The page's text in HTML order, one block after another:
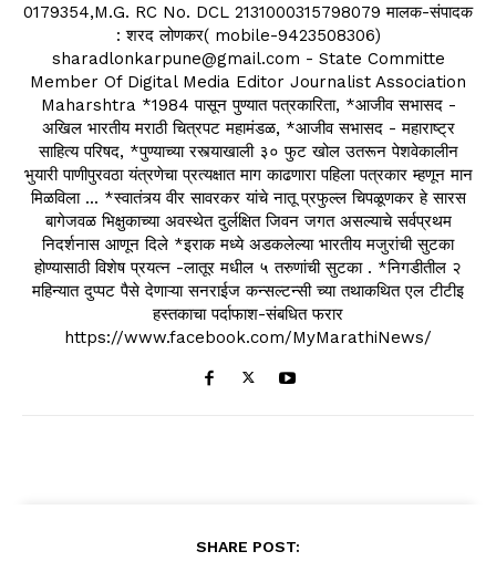
0179354,M.G. RC No. DCL 2131000315798079 मालक-संपादक
: शरद लोणकर( mobile-9423508306)
sharadlonkarpune@gmail.com - State Committe
Member Of Digital Media Editor Journalist Association
Maharshtra *1984 पासून पुण्यात पत्रकारिता, *आजीव सभासद -
अखिल भारतीय मराठी चित्रपट महामंडळ, *आजीव सभासद - महाराष्ट्र
साहित्य परिषद, *पुण्याच्या रस्त्याखाली ३० फुट खोल उतरून पेशवेकालीन
भुयारी पाणीपुरवठा यंत्रणेचा प्रत्यक्षात माग काढणारा पहिला पत्रकार म्हणून मान
मिळविला ... *स्वातंत्र्य वीर सावरकर यांचे नातू प्रफुल्ल चिपळूणकर हे सारस
बागेजवळ भिक्षुकाच्या अवस्थेत दुर्लक्षित जिवन जगत असल्याचे सर्वप्रथम
निदर्शनास आणून दिले *इराक मध्ये अडकलेल्या भारतीय मजुरांची सुटका
होण्यासाठी विशेष प्रयत्न -लातूर मधील ५ तरुणांची सुटका . *निगडीतील २
महिन्यात दुप्पट पैसे देणाऱ्या सनराईज कन्सल्टन्सी च्या तथाकथित एल टीटीइ
हस्तकाचा पर्दाफाश-संबधित फरार
https://www.facebook.com/MyMarathiNews/
SHARE POST: